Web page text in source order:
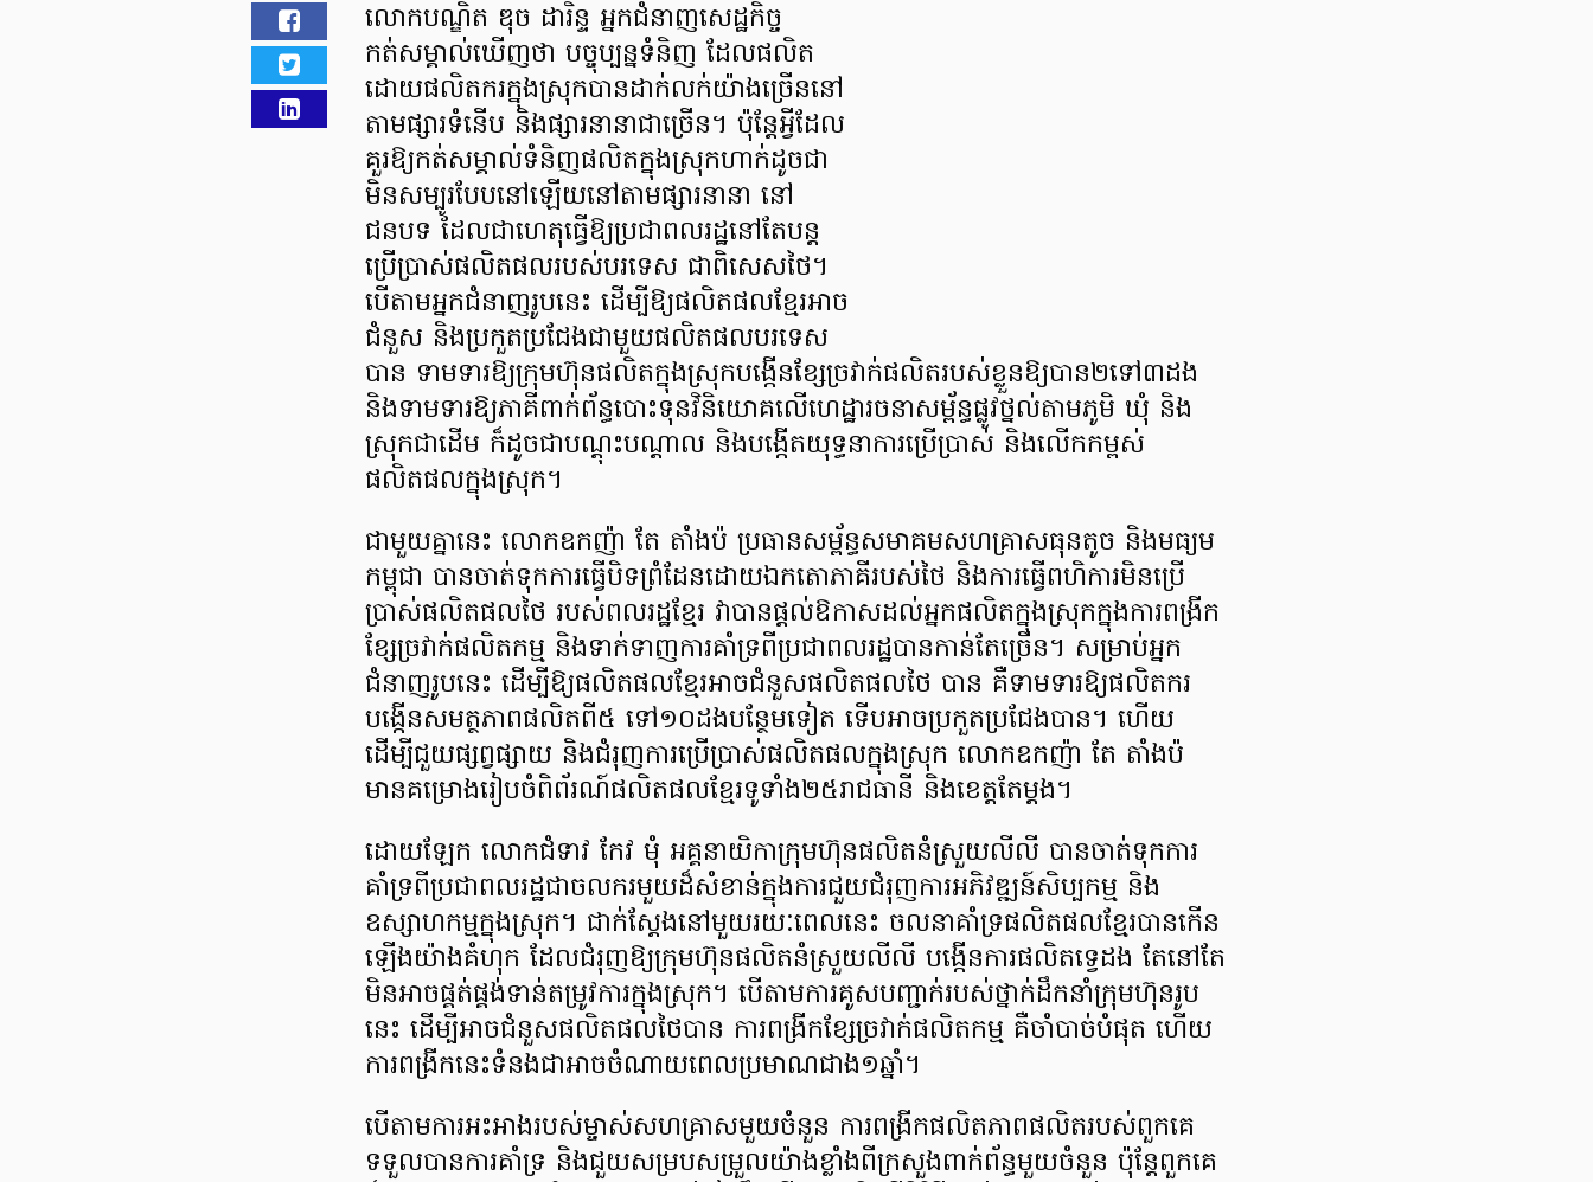
លោកបណ្ឌិត ឌុច ដារិន្ទ អ្នកជំនាញសេដ្ឋកិច្ច
កត់សម្គាល់ឃើញថា បច្ចុប្បន្នទំនិញ ដែលផលិត
ដោយផលិតករក្នុងស្រុកបានដាក់លក់យ៉ាងច្រើននៅ
តាមផ្សារទំនើប និងផ្សារនានាជាច្រើន​។ ប៉ុន្តែអ្វីដែល
គួរឱ្យកត់សម្គាល់ទំនិញផលិតក្នុងស្រុកហាក់ដូចជា
មិនសម្បូរបែបនៅឡើយនៅតាមផ្សារនានា នៅ
ជនបទ ដែលជាហេតុធ្វើឱ្យប្រជាពលរដ្ឋនៅតែបន្ត
ប្រើប្រាស់ផលិតផលរបស់បរទេស ជាពិសេសថៃ។
បើតាមអ្នកជំនាញរូបនេះ ដើម្បីឱ្យផលិតផលខ្មែរអាច
ជំនួស និងប្រកួតប្រជែងជាមួយផលិតផលបរទេស
បាន ទាមទារឱ្យក្រុមហ៊ុនផលិតក្នុងស្រុកបង្កើនខ្សែច្រវាក់ផលិតរបស់ខ្លួនឱ្យបាន២ទៅ៣ដង
និងទាមទារឱ្យភាគីពាក់ព័ន្ធបោះទុនវិនិយោគលើហេដ្ឋារចនាសម្ព័ន្ធផ្លូវថ្នល់តាមភូមិ ឃុំ និង
ស្រុកជាដើម ក៏ដូចជាបណ្ដុះបណ្ដាល និងបង្កើតយុទ្ធនាការប្រើប្រាស់ និងលើកកម្ពស់
ផលិតផលក្នុងស្រុក។
​ជាមួយគ្នានេះ លោកឧកញ៉ា តែ តាំងប៉ ប្រធានសម្ព័ន្ធសមាគមសហគ្រាសធុនតូច និងមធ្យម
កម្ពុជា បានចាត់ទុកការធ្វើបិទព្រំដែនដោយឯកតោភាគីរបស់ថៃ និងការធ្វើពហិការមិនប្រើ
ប្រាស់ផលិតផលថៃ របស់ពលរដ្ឋខ្មែរ វាបានផ្តល់ឱកាសដល់អ្នកផលិតក្នុងស្រុកក្នុងការពង្រីក
ខ្សែច្រវាក់ផលិតកម្ម និងទាក់ទាញការគាំទ្រពីប្រជាពលរដ្ឋបានកាន់តែច្រើន។ សម្រាប់អ្នក
ជំនាញរូបនេះ ដើម្បីឱ្យផលិតផលខ្មែរអាចជំនួសផលិតផលថៃ បាន គឺទាមទារឱ្យផលិតករ
បង្កើនសមត្ថភាពផលិតពី៥ ទៅ១០ដងបន្ថែមទៀត ទើបអាចប្រកួតប្រជែងបាន។ ហើយ
ដើម្បីជួយផ្សព្វផ្សាយ និងជំរុញការប្រើប្រាស់ផលិតផលក្នុងស្រុក លោកឧកញ៉ា តែ តាំងប៉
មានគម្រោងរៀបចំពិព័រណ៍ផលិតផលខ្មែរទូទាំង២៥រាជធានី និងខេត្តតែម្ដង។
​ដោយឡែក លោកជំទាវ កែវ មុំ អគ្គនាយិកាក្រុមហ៊ុនផលិតនំស្រួយលីលី បានចាត់ទុកការ
គាំទ្រពីប្រជាពលរដ្ឋជាចលករមួយដ៏សំខាន់ក្នុងការជួយជំរុញការអភិវឌ្ឍន៍សិប្បកម្ម និង
ឧស្សាហកម្មក្នុងស្រុក។ ជាក់ស្ដែងនៅមួយរយៈពេលនេះ ចលនាគាំទ្រផលិតផលខ្មែរបានកើន
ឡើងយ៉ាងគំហុក ដែលជំរុញឱ្យក្រុមហ៊ុនផលិតនំស្រួយលីលី បង្កើនការផលិតទ្វេដង តែនៅតែ
មិនអាចផ្គត់ផ្គង់ទាន់តម្រូវការក្នុងស្រុក។ បើតាមការគូសបញ្ជាក់របស់ថ្នាក់ដឹកនាំក្រុមហ៊ុនរូប
នេះ ដើម្បីអាចជំនួសផលិតផលថៃបាន ការពង្រីកខ្សែច្រវាក់ផលិតកម្ម គឺចាំបាច់បំផុត ហើយ
ការពង្រីកនេះទំនងជាអាចចំណាយពេលប្រមាណជាង១ឆ្នាំ។
​បើតាមការអះអាងរបស់ម្ចាស់សហគ្រាសមួយចំនួន ការពង្រីកផលិតភាពផលិតរបស់ពួកគេ
ទទួលបានការគាំទ្រ និងជួយសម្របសម្រួលយ៉ាងខ្លាំងពីក្រសួងពាក់ព័ន្ធមួយចំនួន ប៉ុន្តែពួកគេ